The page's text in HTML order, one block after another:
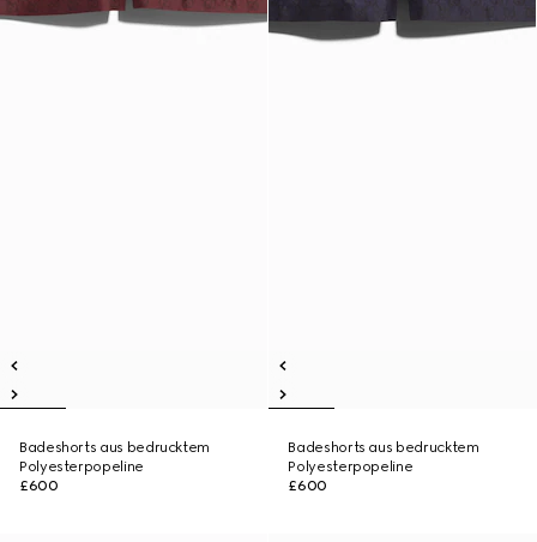
Badeshorts aus bedrucktem
Polyesterpopeline
£600
Badeshorts aus bedrucktem
Polyesterpopeline
£600